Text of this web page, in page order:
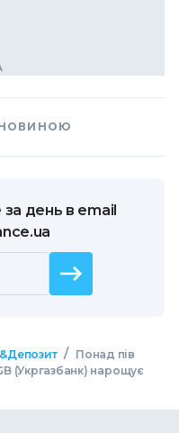
день в email
/ Понад пів
(Укргазбанк) нарощує